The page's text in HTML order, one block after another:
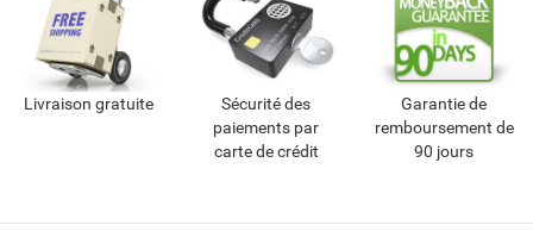
Livraison gratuite
Sécurité des
paiements par
carte de crédit
Garantie de
remboursement de
90 jours